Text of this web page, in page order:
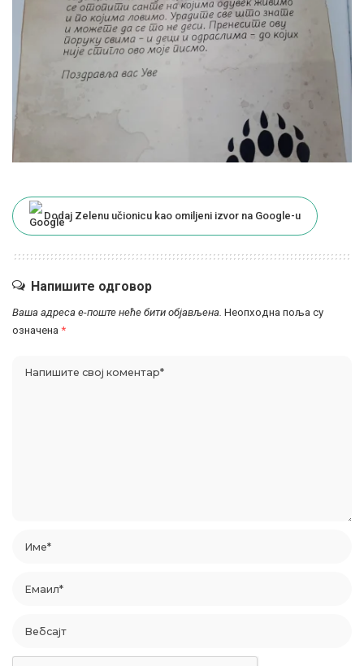
Dodaj Zelenu učionicu kao omiljeni izvor na Google-u
Напишите одговор
Ваша адреса е-поште неће бити објављена. Неопходна поља су
означена *